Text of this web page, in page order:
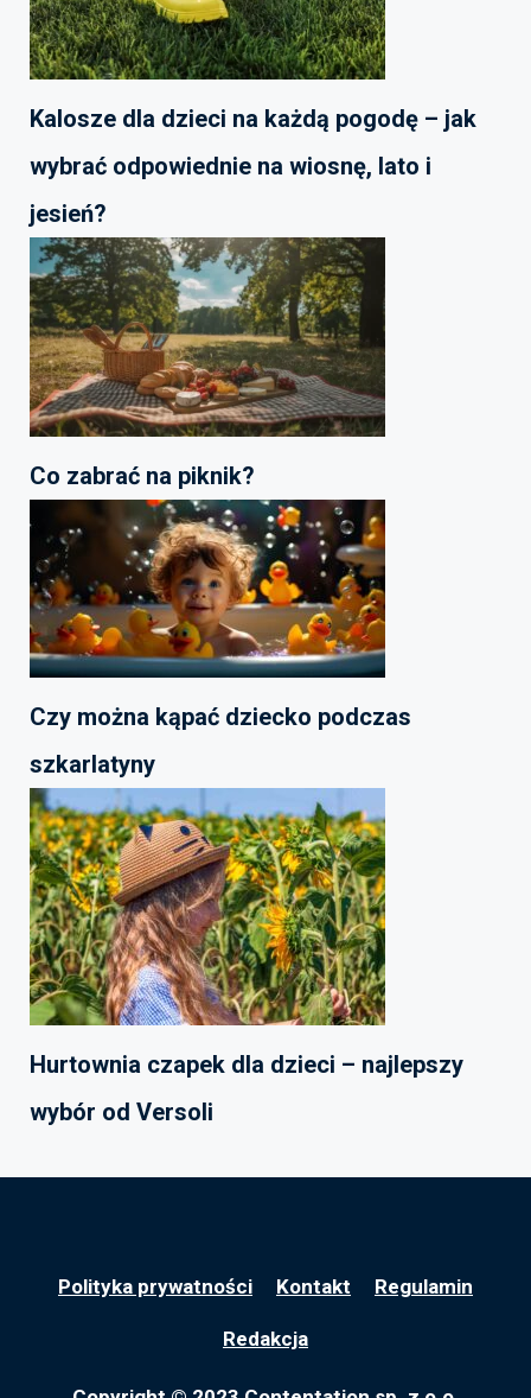
Kalosze dla dzieci na każdą pogodę – jak
wybrać odpowiednie na wiosnę, lato i
jesień?
Co zabrać na piknik?
Czy można kąpać dziecko podczas
szkarlatyny
Hurtownia czapek dla dzieci – najlepszy
wybór od Versoli
Polityka prywatności Kontakt Regulamin
Redakcja